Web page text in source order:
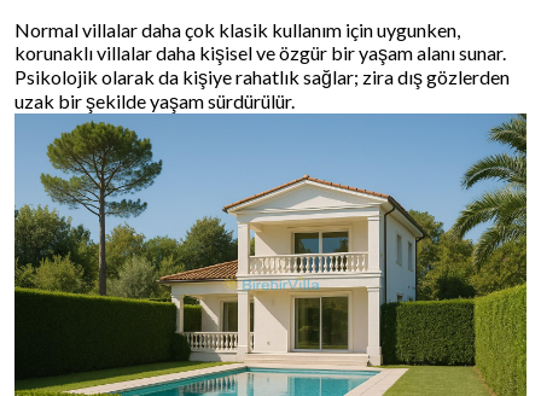
Normal villalar daha çok klasik kullanım için uygunken,
korunaklı villalar daha kişisel ve özgür bir yaşam alanı sunar.
Psikolojik olarak da kişiye rahatlık sağlar; zira dış gözlerden
uzak bir şekilde yaşam sürdürülür.